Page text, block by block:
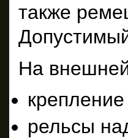
также
На
рельсы